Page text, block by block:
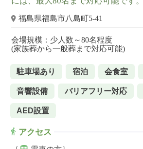
福島県福島市八島町5-41
会場規模：少人数～80名程度
(家族葬から一般葬まで対応可能)
駐車場あり 宿泊 会食室
音響設備 バリアフリー対応
AED設置
アクセス